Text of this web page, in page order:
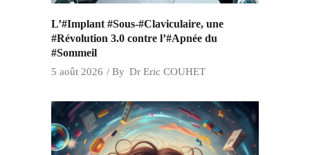
L’#Implant #Sous-#Claviculaire, une
#Révolution 3.0 contre l’#Apnée du
#Sommeil
5 août 2026 By Dr Eric COUHET